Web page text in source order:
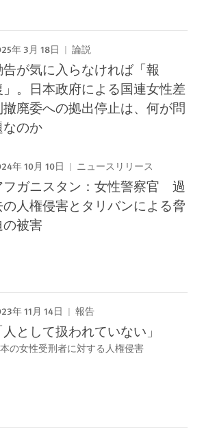
年 3月 18日 論説
が気に入らなければ「報
」。日本政府による国連女性差
撤廃委への拠出停止は、何が問
なのか
年 10月 10日 ニュースリリース
フガニスタン：女性警察官 過
の人権侵害とタリバンによる脅
被害
年 11月 14日 報告
人として扱われていない」
の女性受刑者に対する人権侵害